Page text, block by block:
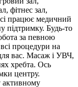
фітнес зал,
працює медичний
підтримку. Будь-то
за певною
процедури на
вас. Масаж і УВЧ,
хребта. Ось
центру.
активному